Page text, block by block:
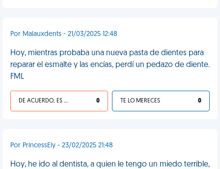
Por Malauxdents - 21/03/2025 12:48
Hoy, mientras probaba una nueva pasta de dientes para
reparar el esmalte y las encías, perdí un pedazo de diente.
FML
DE ACUERDO, ES UNA VIDA HP 0 TE LO MERECES 0
Por PrincessEly - 23/02/2025 21:48
Hoy, he ido al dentista, a quien le tengo un miedo terrible,